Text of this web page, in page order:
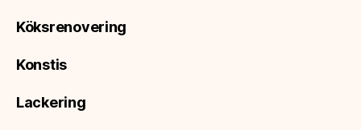
Köksrenovering
Konstis
Lackering